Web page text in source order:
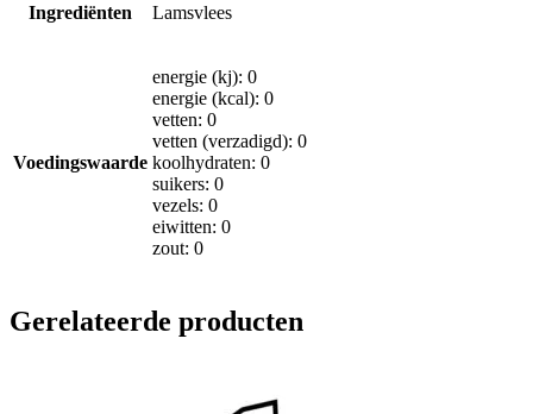
Ingrediënten Lamsvlees
Voedingswaarde
energie (kj): 0
energie (kcal): 0
vetten: 0
vetten (verzadigd): 0
koolhydraten: 0
suikers: 0
vezels: 0
eiwitten: 0
zout: 0
Gerelateerde producten